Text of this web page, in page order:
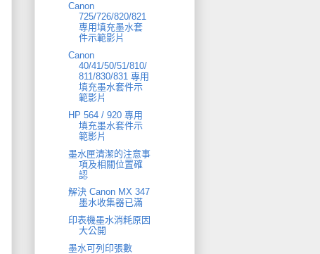
Canon
725/726/820/821
專用填充墨水套
件示範影片
Canon
40/41/50/51/810/
811/830/831 專用
填充墨水套件示
範影片
HP 564 / 920 專用
填充墨水套件示
範影片
墨水匣清潔的注意事
項及相關位置確
認
解決 Canon MX 347
墨水收集器已滿
印表機墨水消耗原因
大公開
墨水可列印張數